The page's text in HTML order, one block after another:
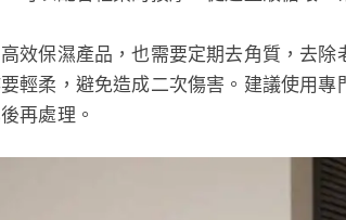
效保濕產品，也需要定期去角質，去
輕柔，避免造成二次傷害。建議使用
再處理。